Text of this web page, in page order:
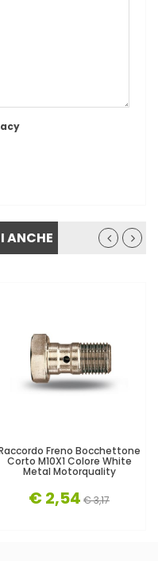
ANCHE
Freno Bocchettone
Corto M10X1 Colore White
Metal Motorquality
€ 2,54 € 3,17